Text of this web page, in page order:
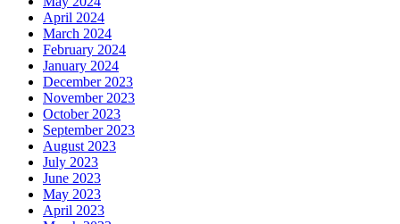
April 2024
March 2024
February 2024
January 2024
December 2023
November 2023
October 2023
September 2023
August 2023
July 2023
June 2023
May 2023
April 2023